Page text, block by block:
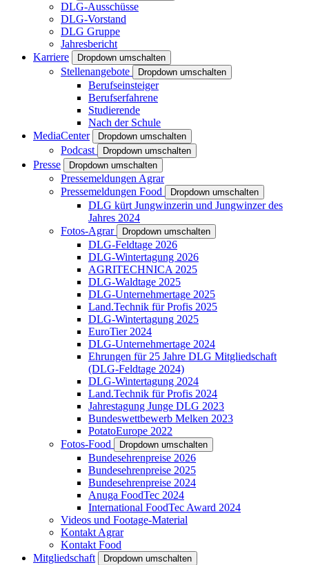
DLG-Ausschüsse
DLG-Vorstand
DLG Gruppe
Jahresbericht
Karriere
Dropdown umschalten
Stellenangebote Dropdown umschalten
Berufseinsteiger
Berufserfahrene
Studierende
Nach der Schule
MediaCenter
Dropdown umschalten
Podcast Dropdown umschalten
Presse Dropdown umschalten
Pressemeldungen Agrar
Pressemeldungen Food
Dropdown umschalten
DLG kürt Jungwinzerin und Jungwinzer des
Jahres 2024
Fotos-Agrar
Dropdown umschalten
DLG-Feldtage 2026
DLG-Wintertagung 2026
AGRITECHNICA 2025
DLG-Waldtage 2025
DLG-Unternehmertage 2025
Land.Technik für Profis 2025
DLG-Wintertagung 2025
EuroTier 2024
DLG-Unternehmertage 2024
Ehrungen für 25 Jahre DLG Mitgliedschaft
(DLG-Feldtage 2024)
DLG-Wintertagung 2024
Land.Technik für Profis 2024
Jahrestagung Junge DLG 2023
Bundeswettbewerb Melken 2023
PotatoEurope 2022
Fotos-Food
Dropdown umschalten
Bundesehrenpreise 2026
Bundesehrenpreise 2025
Bundesehrenpreise 2024
Anuga FoodTec 2024
International FoodTec Award 2024
Videos und Footage-Material
Kontakt Agrar
Kontakt Food
Mitgliedschaft
Dropdown umschalten